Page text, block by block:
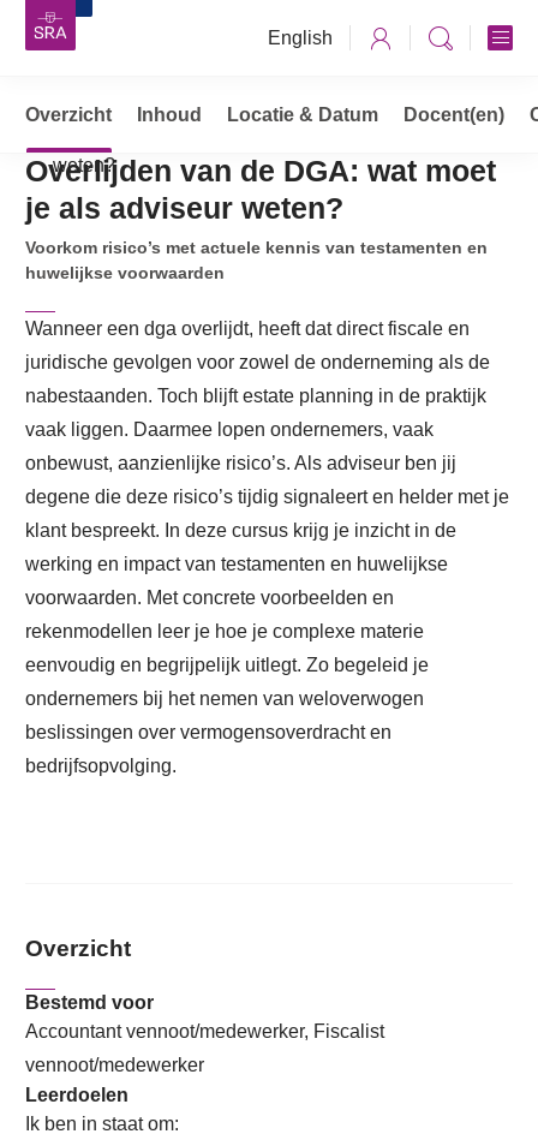
English
Opleidingen, cursussen & trainingen
weten?
Overlijden van de DGA: wat moet
je als adviseur weten?
Voorkom risico’s met actuele kennis van testamenten en
huwelijkse voorwaarden
Wanneer een dga overlijdt, heeft dat direct fiscale en
juridische gevolgen voor zowel de onderneming als de
nabestaanden. Toch blijft estate planning in de praktijk
vaak liggen. Daarmee lopen ondernemers, vaak
onbewust, aanzienlijke risico’s. Als adviseur ben jij
degene die deze risico’s tijdig signaleert en helder met je
klant bespreekt. In deze cursus krijg je inzicht in de
werking en impact van testamenten en huwelijkse
voorwaarden. Met concrete voorbeelden en
rekenmodellen leer je hoe je complexe materie
eenvoudig en begrijpelijk uitlegt. Zo begeleid je
ondernemers bij het nemen van weloverwogen
beslissingen over vermogensoverdracht en
bedrijfsopvolging.
Overzicht Inhoud Locatie & Datum Docent(en)
Overzicht
Bestemd voor
Accountant vennoot/medewerker, Fiscalist
vennoot/medewerker
Leerdoelen
Ik ben in staat om: